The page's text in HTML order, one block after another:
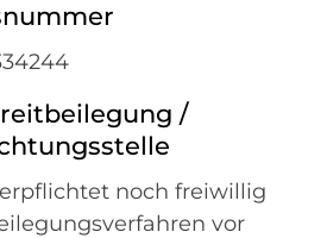
/
noch freiwillig
vor